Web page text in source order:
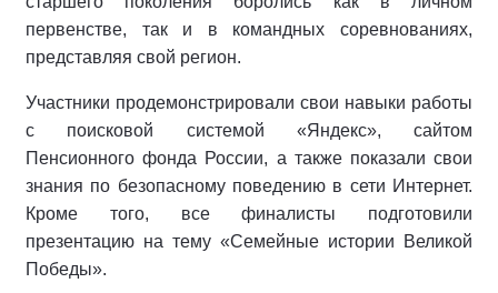
первенстве, так и в командных соревнованиях,
представляя свой регион.
Участники продемонстрировали свои навыки работы
с поисковой системой «Яндекс», сайтом
Пенсионного фонда России, а также показали свои
знания по безопасному поведению в сети Интернет.
Кроме того, все финалисты подготовили
презентацию на тему «Семейные истории Великой
Победы».